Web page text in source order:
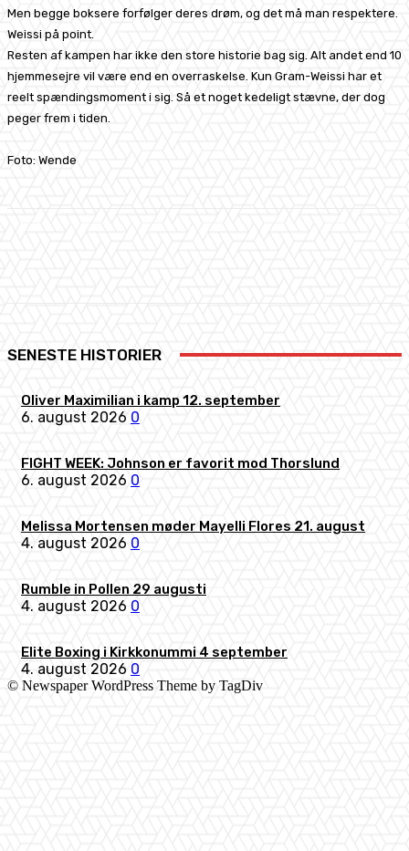
Men begge boksere forfølger deres drøm, og det må man respektere.
Weissi på point.
Resten af kampen har ikke den store historie bag sig. Alt andet end 10
hjemmesejre vil være end en overraskelse. Kun Gram-Weissi har et
reelt spændingsmoment i sig. Så et noget kedeligt stævne, der dog
peger frem i tiden.
Foto: Wende
SENESTE HISTORIER
Oliver Maximilian i kamp 12. september
6. august 2026 0
FIGHT WEEK: Johnson er favorit mod Thorslund
6. august 2026 0
Melissa Mortensen møder Mayelli Flores 21. august
4. august 2026 0
Rumble in Pollen 29 augusti
4. august 2026 0
Elite Boxing i Kirkkonummi 4 september
4. august 2026 0
© Newspaper WordPress Theme by TagDiv